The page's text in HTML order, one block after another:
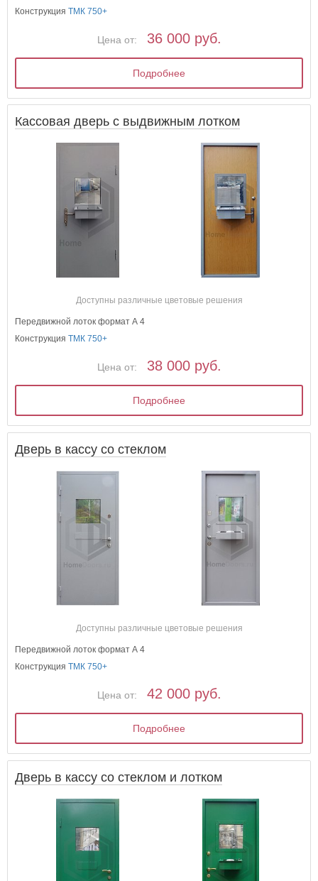
КонструкцияТМК 750+
Цена от: 36 000 руб.
Подробнее
Кассовая дверь с выдвижным лотком
Доступны различные цветовые решения
Передвижной лоток формат А 4
КонструкцияТМК 750+
Цена от: 38 000 руб.
Подробнее
Дверь в кассу со стеклом
Доступны различные цветовые решения
Передвижной лоток формат А 4
КонструкцияТМК 750+
Цена от: 42 000 руб.
Подробнее
Дверь в кассу со стеклом и лотком